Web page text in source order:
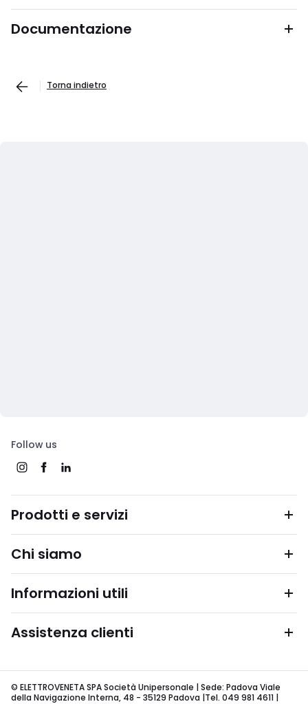
Documentazione
Torna indietro
Follow us
Prodotti e servizi
Chi siamo
Informazioni utili
Assistenza clienti
© ELETTROVENETA SPA Società Unipersonale | Sede: Padova Viale
della Navigazione Interna, 48 - 35129 Padova |Tel. 049 981 4611 |